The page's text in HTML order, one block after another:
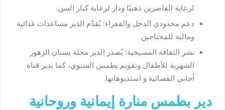
لرعاية القاصرين ذهنيًا ودار لرعاية كبار السن.
دعم محدودي الدخل والفقراء: يُقدّم الدير مساعدات غذائية
ومالية للمحتاجين.
نشر الثقافة المسيحية: يُصدر الدير مجلة بستان الزهور
الشهرية للأطفال وتقويم بطمس السنوي، كما يدير قناة
أجابي الفضائية و استديوهاتها.
دير بطمس منارة إيمانية وروحانية